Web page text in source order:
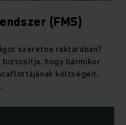
(FMS)
szeretne raktárában?
biztosítja, hogy bármikor
költségeit,